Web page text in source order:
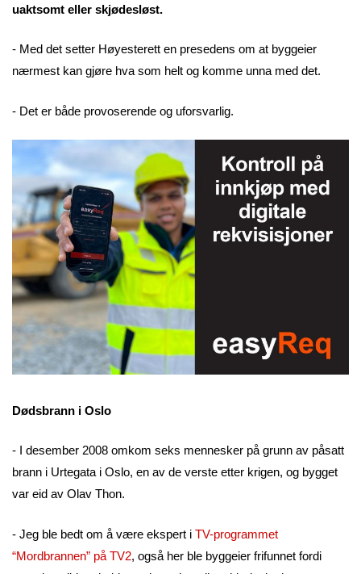
uaktsomt eller skjødesløst.
- Med det setter Høyesterett en presedens om at byggeier
nærmest kan gjøre hva som helt og komme unna med det.
- Det er både provoserende og uforsvarlig.
Dødsbrann i Oslo
- I desember 2008 omkom seks mennesker på grunn av påsatt
brann i Urtegata i Oslo, en av de verste etter krigen, og bygget
var eid av Olav Thon.
- Jeg ble bedt om å være ekspert i TV-programmet
“Mordbrannen” på TV2, også her ble byggeier frifunnet fordi